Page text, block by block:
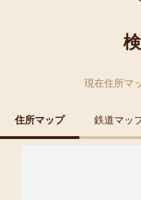
現在住所マ
住所マップ 鉄道マッ